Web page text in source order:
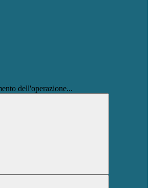
dell'operazione...